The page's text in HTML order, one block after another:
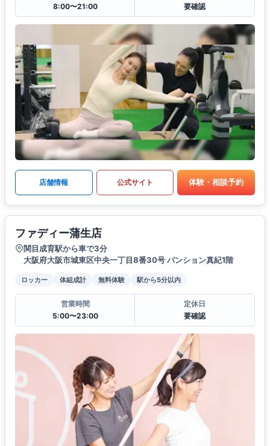
8:00〜21:00
要確認
店舗情報 公式サイト 体験・相談予約
ファディー蒲生店
関目成育駅から車で3分
大阪府大阪市城東区中央一丁目8番30号 パンション真紀1階
ロッカー 体組成計 無料体験 駅から5分以内
営業時間
5:00〜23:00
定休日
要確認